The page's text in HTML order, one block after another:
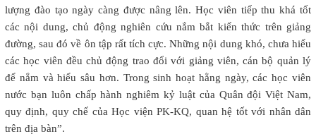
lượng đào tạo ngày càng được nâng lên. Học viên tiếp thu khá tốt
các nội dung, chủ động nghiên cứu nắm bắt kiến thức trên giảng
đường, sau đó về ôn tập rất tích cực. Những nội dung khó, chưa hiểu
các học viên đều chủ động trao đổi với giảng viên, cán bộ quản lý
để nắm và hiểu sâu hơn. Trong sinh hoạt hằng ngày, các học viên
nước bạn luôn chấp hành nghiêm kỷ luật của Quân đội Việt Nam,
quy định, quy chế của Học viện PK-KQ, quan hệ tốt với nhân dân
trên địa bàn”.